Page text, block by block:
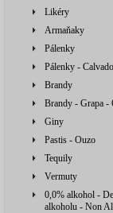
Likéry
Armaňaky
Pálenky
Pálenky -
Brandy
Brandy - Grapa -
Giny
Pastis - Ouzo
Tequily
Vermuty
0,0% alkohol -
alkoholu - Non